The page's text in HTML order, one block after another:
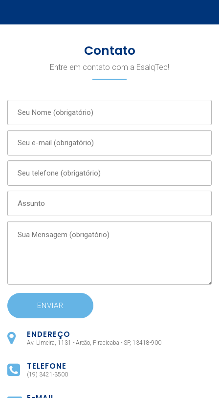
Contato
Entre em contato com a EsalqTec!
ENDEREÇO
Av. Limeira, 1131 - Areão, Piracicaba - SP, 13418-900
TELEFONE
(19) 3421-3500